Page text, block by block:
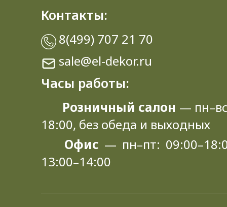
Контакты:
8(499) 707 21 70
sale@el-dekor.ru
Часы работы:
Розничный салон —
18:00, без обеда и выходных
Офис — пн–пт:
13:00–14:00